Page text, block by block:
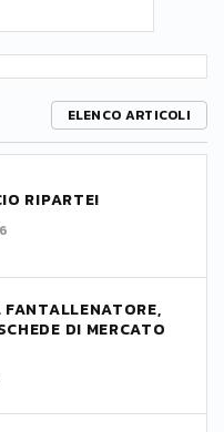
ELENCO ARTICOLI
RIPARTE!
FANTALLENATORE,
DI MERCATO